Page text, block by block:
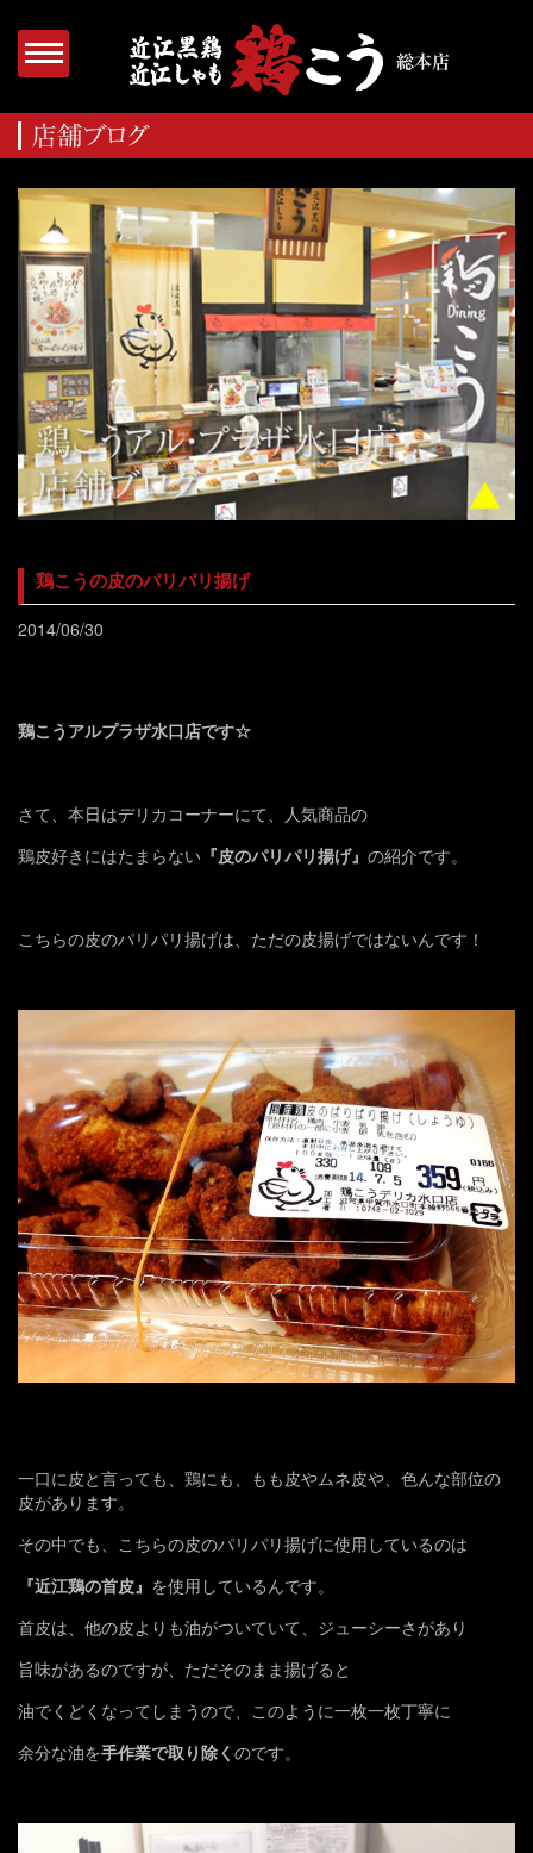
鶏こうの皮のパリパリ揚げ
2014/06/30
鶏こうアルプラザ水口店です☆
さて、本日はデリカコーナーにて、人気商品の
鶏皮好きにはたまらない 『皮のパリパリ揚げ』 の紹介です。
こちらの皮のパリパリ揚げは、ただの皮揚げではないんです！
一口に皮と言っても、鶏にも、もも皮やムネ皮や、色んな部位の
皮があります。
その中でも、こちらの皮のパリパリ揚げに使用しているのは
『近江鶏の首皮』 を使用しているんです。
首皮は、他の皮よりも油がついていて、ジューシーさがあり
旨味があるのですが、ただそのまま揚げると
油でくどくなってしまうので、このように一枚一枚丁寧に
余分な油を手作業で取り除く のです。